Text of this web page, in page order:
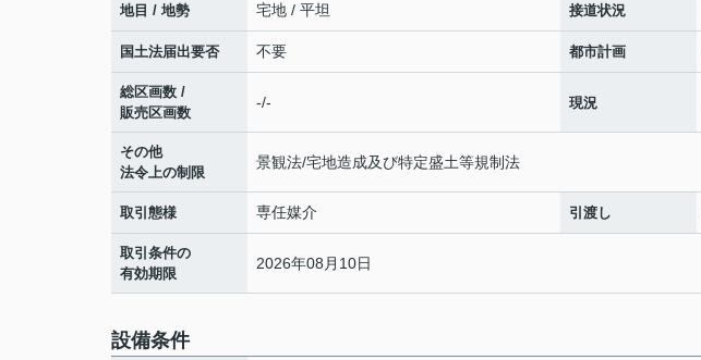
地目 / 地勢 宅地 / 平坦 接道状況
国土法届出要否 不要 都市計画
総区画数 /
販売区画数
-/- 現況
その他
法令上の制限
景観法/宅地造成及び特定盛土等規制法
取引態様 専任媒介 引渡し
取引条件の
有効期限
2026年08月10日
設備条件